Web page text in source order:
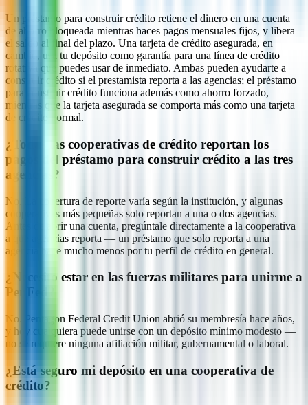
Un préstamo para construir crédito retiene el dinero en una cuenta
de ahorro bloqueada mientras haces pagos mensuales fijos, y libera
el saldo al final del plazo. Una tarjeta de crédito asegurada, en
cambio, usa tu depósito como garantía para una línea de crédito
rotativa que puedes usar de inmediato. Ambas pueden ayudarte a
construir crédito si el prestamista reporta a las agencias; el préstamo
para construir crédito funciona además como ahorro forzado,
mientras que la tarjeta asegurada se comporta más como una tarjeta
de crédito normal.
¿Todas las cooperativas de crédito reportan los
pagos del préstamo para construir crédito a las tres
agencias?
No. La cobertura de reporte varía según la institución, y algunas
cooperativas más pequeñas solo reportan a una o dos agencias.
Antes de abrir una cuenta, pregúntale directamente a la cooperativa
a qué agencias reporta — un préstamo que solo reporta a una
agencia hace mucho menos por tu perfil de crédito en general.
¿Necesito estar en las fuerzas militares para unirme a
PenFed?
No. Pentagon Federal Credit Union abrió su membresía hace años,
y hoy cualquiera puede unirse con un depósito mínimo modesto —
no se requiere ninguna afiliación militar, gubernamental o laboral.
¿Está seguro mi depósito en una cooperativa de
crédito?